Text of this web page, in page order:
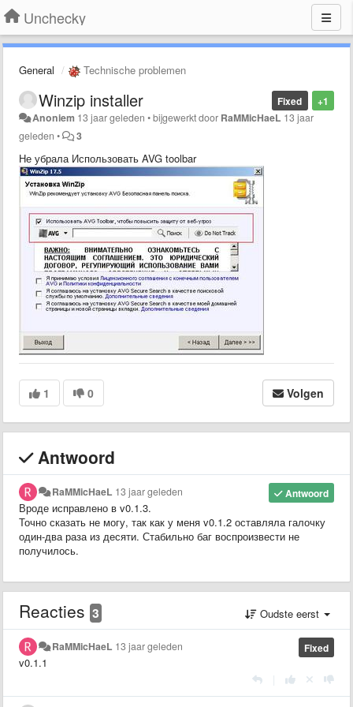
Unchecky
General Technische problemen
+1
Fixed
Winzip installer
Anoniem 13 jaar geleden •bijgewerkt door RaMMicHaeL 13 jaar
geleden • 3
Не убрала Использовать AVG toolbar
1 0 Volgen
Antwoord
Antwoord
RaMMicHaeL 13 jaar geleden
Вроде исправлено в v0.1.3.
Точно сказать не могу, так как у меня v0.1.2 оставляла галочку
один-два раза из десяти. Стабильно баг воспроизвести не
получилось.
Reacties 3 Oudste eerst
Fixed
RaMMicHaeL 13 jaar geleden
v0.1.1